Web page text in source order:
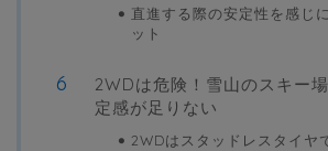
直進する際の安定性を感じ
ット
2WDは危険！雪山のスキー
定感が足りない
2WDはスタッドレスタイヤ